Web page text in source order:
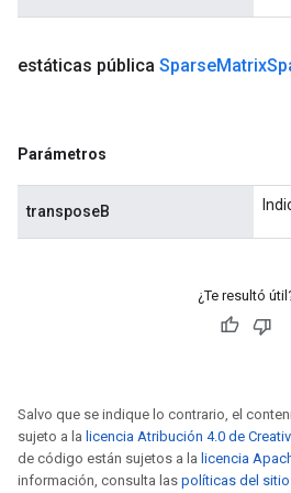
estáticas pública SparseMatrix
Parámetros
transposeB
¿Te resultó
Salvo que se indique lo contrario, el
sujeto a la licencia Atribución 4.0 de
de código están sujetos a la licencia
información, consulta las políticas del